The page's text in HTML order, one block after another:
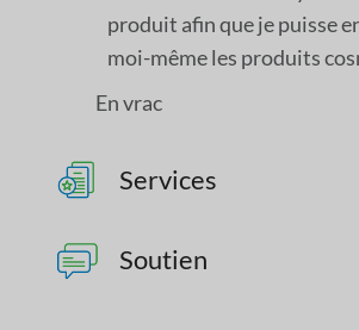
produit afin que je puisse
moi-même les produits
En vrac
Services
Soutien